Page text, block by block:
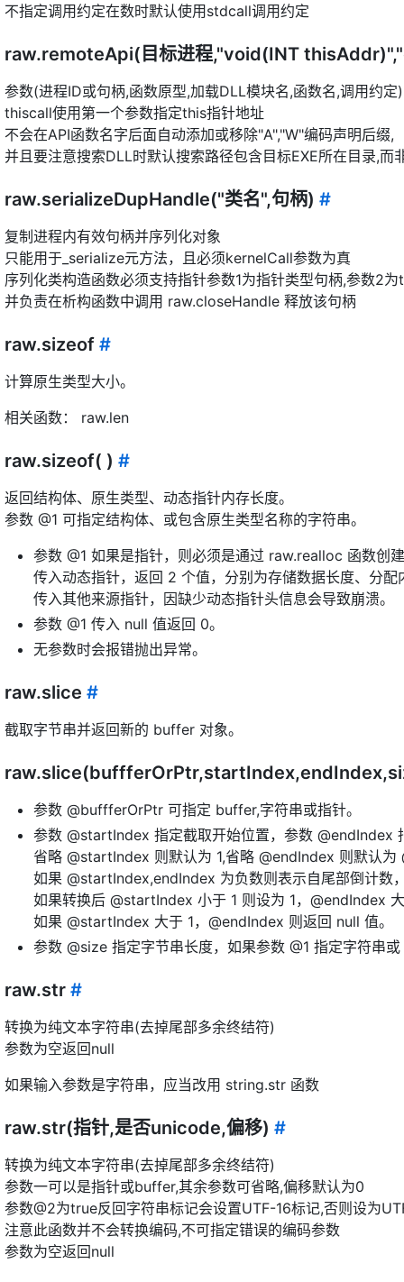
不指定调用约定在数时默认使用stdcall调用约定
raw.remoteApi(目标进程,"void(INT
参数(进程ID或句柄,函数原型,加载DLL模块名,函数名,调用约定)
thiscall使用第一个参数指定this指针地址
不会在API函数名字后面自动添加或移除"A","W"编码声明后缀,
并且要注意搜索DLL时默认搜索路径包含目标EXE所在目录,而
raw.serializeDupHandle("类名",句柄) #
复制进程内有效句柄并序列化对象
只能用于_serialize元方法，且必须kernelCall参数为真
序列化类构造函数必须支持指针参数1为指针类型句柄,参数2
并负责在析构函数中调用 raw.closeHandle 释放该句柄
raw.sizeof #
计算原生类型大小。
相关函数： raw.len
raw.sizeof( ) #
返回结构体、原生类型、动态指针内存长度。
参数 @1 可指定结构体、或包含原生类型名称的字符串。
参数 @1 如果是指针，则必须是通过 raw.realloc 函数创
传入动态指针，返回 2 个值，分别为存储数据长度、分配
传入其他来源指针，因缺少动态指针头信息会导致崩溃。
参数 @1 传入 null 值返回 0。
无参数时会报错抛出异常。
raw.slice #
截取字节串并返回新的 buffer 对象。
参数 @buffferOrPtr 可指定 buffer,字符串或指针。
参数 @startIndex 指定截取开始位置，参数 @endIndex
省略 @startIndex 则默认为 1,省略 @endIndex 则默认为
如果 @startIndex,endIndex 为负数则表示自尾部倒计数
如果转换后 @startIndex 小于 1 则设为 1，@endIndex
如果 @startIndex 大于 1，@endIndex 则返回 null 值。
参数 @size 指定字节串长度，如果参数 @1 指定字符串
raw.str #
转换为纯文本字符串(去掉尾部多余终结符)
参数为空返回null
如果输入参数是字符串，应当改用 string.str 函数
raw.str(指针,是否unicode,偏移) #
转换为纯文本字符串(去掉尾部多余终结符)
参数一可以是指针或buffer,其余参数可省略,偏移默认为0
参数@2为true反回字符串标记会设置UTF-16标记,否则设为
注意此函数并不会转换编码,不可指定错误的编码参数
参数为空返回null